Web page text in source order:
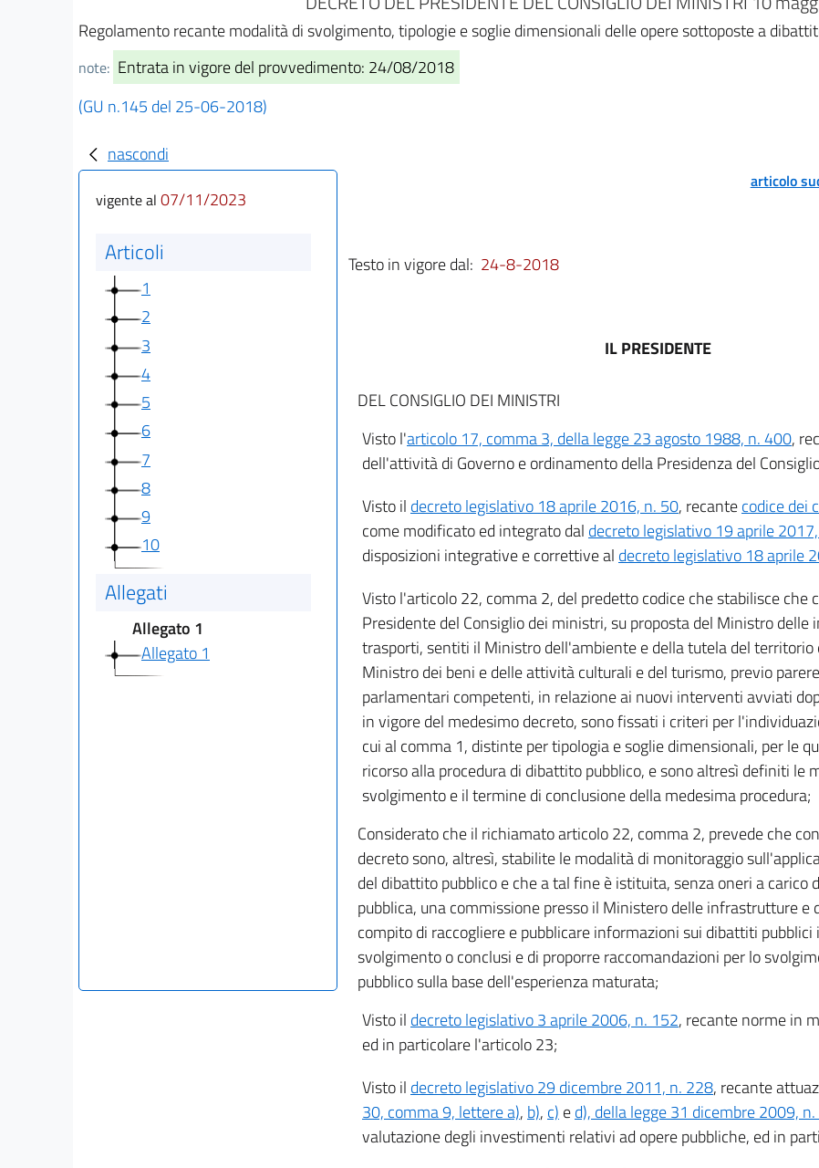
Regolamento recante modalità di svolgimento, tipologie e soglie dimensionali delle opere sottoposte a
note: Entrata in vigore del provvedimento: 24/08/2018
(GU n.145 del 25-06-2018)
nascondi
vigente al 07/11/2023
Articoli
1
2
3
4
5
6
7
8
9
10
Allegati
Allegato 1
Allegato 1
articolo
Testo in vigore dal: 24-8-2018
IL PRESIDENTE
DEL CONSIGLIO DEI MINISTRI
Visto l'articolo 17, comma 3, della legge 23 agosto 1988, n. 400,
dell'attività di Governo e ordinamento della Presidenza del
Visto il decreto legislativo 18 aprile 2016, n. 50, recantecodice dei
come modificato ed integrato dal decreto legislativo 19 aprile
disposizioni integrative e correttive al decreto legislativo 18 aprile
Visto l'articolo 22, comma 2, del predetto codice che stabilisce che
Presidente del Consiglio dei ministri, su proposta del Ministro delle
trasporti, sentiti il Ministro dell'ambiente e della tutela del territorio
Ministro dei beni e delle attività culturali e del turismo, previo
parlamentari competenti, in relazione ai nuovi interventi avviati
in vigore del medesimo decreto, sono fissati i criteri per
cui al comma 1, distinte per tipologia e soglie dimensionali, per le
ricorso alla procedura di dibattito pubblico, e sono altresì definiti le
svolgimento e il termine di conclusione della medesima procedura;
Considerato che il richiamato articolo 22, comma 2, prevede che
decreto sono, altresì, stabilite le modalità di monitoraggio
del dibattito pubblico e che a tal fine è istituita, senza oneri a carico
pubblica, una commissione presso il Ministero delle infrastrutture e
compito di raccogliere e pubblicare informazioni sui dibattiti pubblici
svolgimento o conclusi e di proporre raccomandazioni per lo
pubblico sulla base dell'esperienza maturata;
Visto il decreto legislativo 3 aprile 2006, n. 152, recante norme in
ed in particolare l'articolo 23;
Visto il decreto legislativo 29 dicembre 2011, n. 228, recante
30, comma 9, lettere a), b), c) ed), della legge 31 dicembre 2009,
valutazione degli investimenti relativi ad opere pubbliche, ed in